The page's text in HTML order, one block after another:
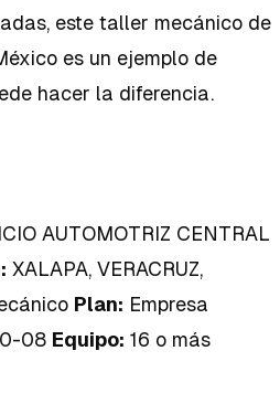
este taller mecánico de
es un ejemplo de
hacer la diferencia.
AUTOMOTRIZ CENTRAL
XALAPA, VERACRUZ,
Plan: Empresa
08 Equipo: 16 o más